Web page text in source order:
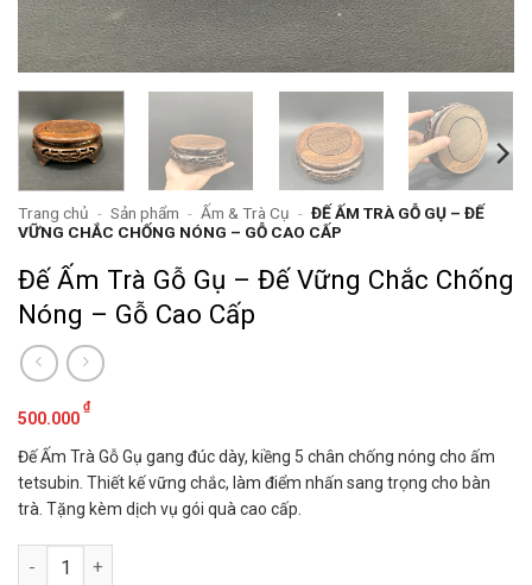
Trang chủ - Sản phẩm - Ấm & Trà Cụ - ĐẾ ẤM TRÀ GỖ GỤ – ĐẾ
VỮNG CHẮC CHỐNG NÓNG – GỖ CAO CẤP
Đế Ấm Trà Gỗ Gụ – Đế Vững Chắc Chống
Nóng – Gỗ Cao Cấp
500.000
₫
Đế Ấm Trà Gỗ Gụ gang đúc dày, kiềng 5 chân chống nóng cho ấm
tetsubin. Thiết kế vững chắc, làm điểm nhấn sang trọng cho bàn
trà. Tặng kèm dịch vụ gói quà cao cấp.
Đế Ấm Trà Gỗ Gụ - Đế Vững Chắc Chống Nóng - Gỗ Cao Cấp